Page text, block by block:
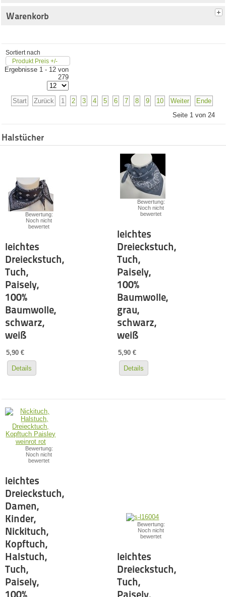
Warenkorb
Sortiert nach
Produkt Preis +/-
Ergebnisse 1 - 12 von
279
Start Zurück 1 2 3 4 5 6 7 8 9 10 Weiter
Ende
Seite 1 von 24
Halstücher
Bewertung:
Noch nicht
bewertet
leichtes
Dreieckstuch,
Tuch,
Paisely,
100%
Baumwolle,
schwarz,
weiß
5,90 €
Details
Bewertung:
Noch nicht
bewertet
leichtes
Dreieckstuch,
Tuch,
Paisely,
100%
Baumwolle,
grau,
schwarz,
weiß
5,90 €
Details
Bewertung:
Noch nicht
bewertet
leichtes
Dreieckstuch,
Damen,
Kinder,
Nickituch,
Kopftuch,
Halstuch,
Tuch,
Paisely,
100%
Bewertung:
Noch nicht
bewertet
leichtes
Dreieckstuch,
Tuch,
Paisely,